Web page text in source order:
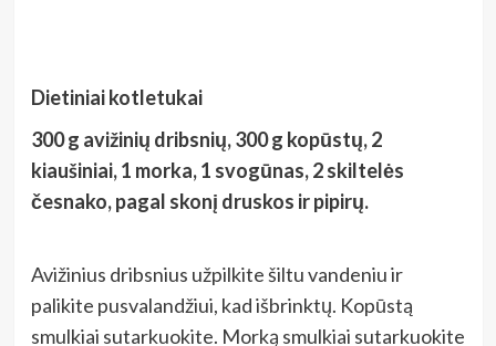
Dietiniai kotletukai
300 g avižinių dribsnių, 300 g kopūstų, 2
kiaušiniai, 1 morka, 1 svogūnas, 2 skiltelės
česnako, pagal skonį druskos ir pipirų.
Avižinius dribsnius užpilkite šiltu vandeniu ir
palikite pusvalandžiui, kad išbrinktų. Kopūstą
smulkiai sutarkuokite. Morką smulkiai sutarkuokite